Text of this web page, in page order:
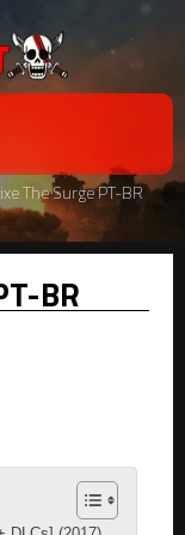
The Surge PT-BR
BR